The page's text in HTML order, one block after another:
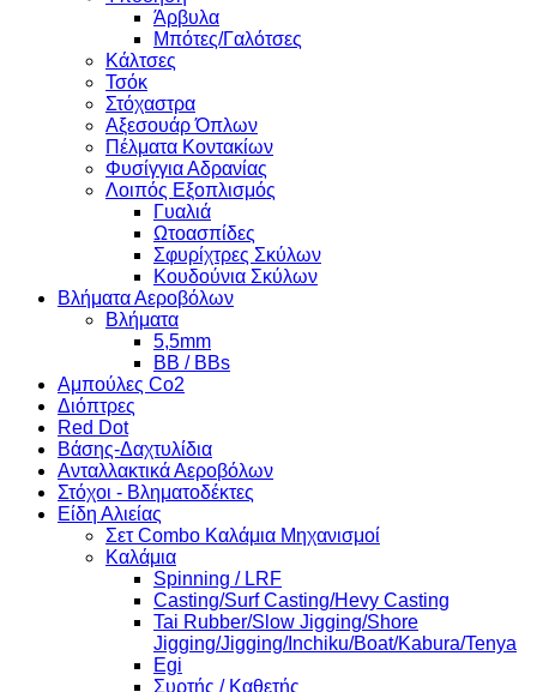
Άρβυλα
Μπότες/Γαλότσες
Κάλτσες
Τσόκ
Στόχαστρα
Αξεσουάρ Όπλων
Πέλματα Κοντακίων
Φυσίγγια Αδρανίας
Λοιπός Εξοπλισμός
Γυαλιά
Ωτοασπίδες
Σφυρίχτρες Σκύλων
Κουδούνια Σκύλων
Βλήματα Αεροβόλων
Βλήματα
5,5mm
BB / BBs
Αμπούλες Co2
Διόπτρες
Red Dot
Βάσης-Δαχτυλίδια
Ανταλλακτικά Αεροβόλων
Στόχοι - Βληματοδέκτες
Είδη Αλιείας
Σετ Combo Καλάμια Μηχανισμοί
Καλάμια
Spinning / LRF
Casting/Surf Casting/Hevy Casting
Tai Rubber/Slow Jigging/Shore
Jigging/Jigging/Inchiku/Boat/Kabura/Tenya
Egi
Συρτής / Καθετής